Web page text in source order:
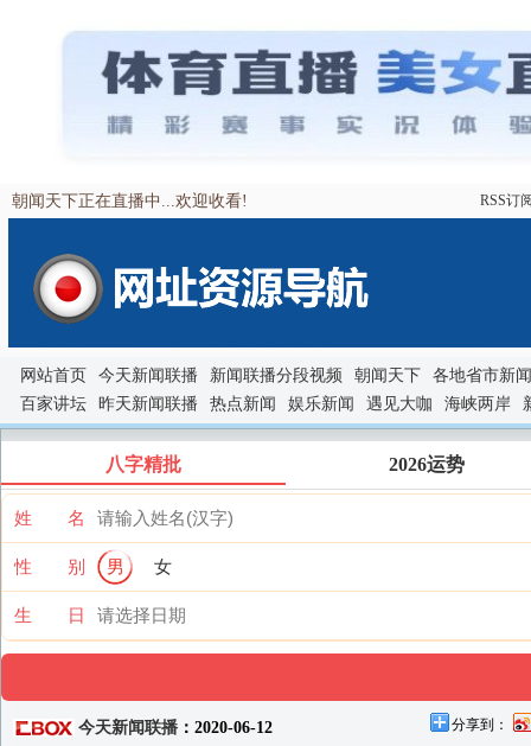
朝闻天下正在直播中...欢迎收看! RSS订
网站首页 今天新闻联播 新闻联播分段视频 朝闻天下
各地省市新
百家讲坛
昨天新闻联播 热点新闻 娱乐新闻 遇见大咖 海峡两岸
八字精批 2026运势
姓 名
性 别 男 女
生 日
今天新闻联播 ：2020-06-12 分享到：